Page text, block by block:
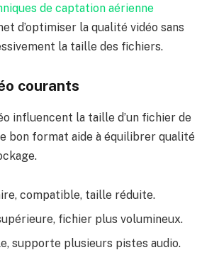
de captation aérienne
d’optimiser la qualité vidéo sans
la taille des fichiers.
courants
influencent la taille d’un fichier de
bon format aide à équilibrer qualité
compatible, taille réduite.
fichier plus volumineux.
supporte plusieurs pistes audio.